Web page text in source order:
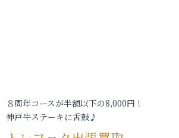
８周年コースが半額以下の8,000円！
神戸牛ステーキに舌鼓♪